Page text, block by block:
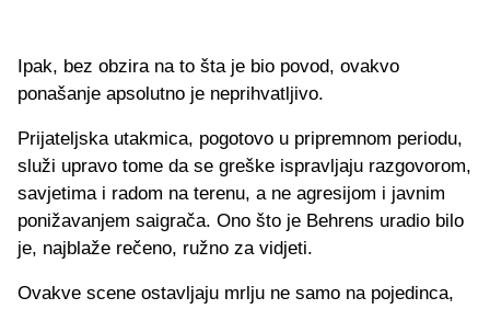
Ipak, bez obzira na to šta je bio povod, ovakvo
ponašanje apsolutno je neprihvatljivo.
Prijateljska utakmica, pogotovo u pripremnom periodu,
služi upravo tome da se greške ispravljaju razgovorom,
savjetima i radom na terenu, a ne agresijom i javnim
ponižavanjem saigrača. Ono što je Behrens uradio bilo
je, najblaže rečeno, ružno za vidjeti.
Ovakve scene ostavljaju mrlju ne samo na pojedinca,